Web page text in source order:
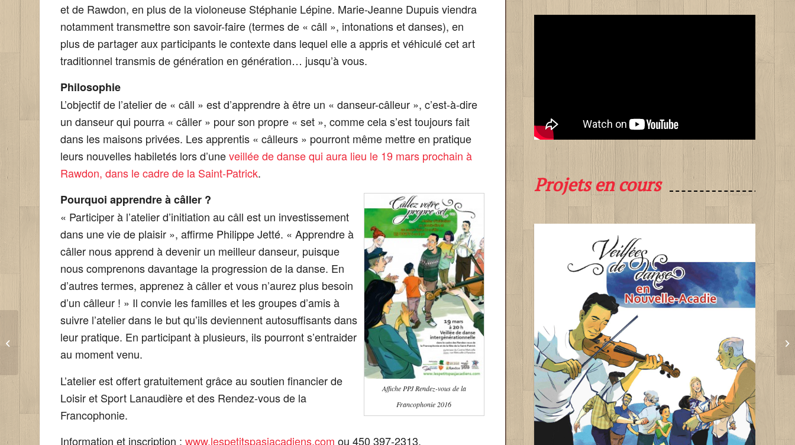
et de Rawdon, en plus de la violoneuse Stéphanie Lépine. Marie-Jeanne Dupuis viendra
notamment transmettre son savoir-faire (termes de « câll », intonations et danses), en
plus de partager aux participants le contexte dans lequel elle a appris et véhiculé cet art
traditionnel transmis de génération en génération… jusqu’à vous.
Philosophie
L’objectif de l’atelier de « câll » est d’apprendre à être un « danseur-câlleur », c’est-à-dire
un danseur qui pourra « câller » pour son propre « set », comme cela s’est toujours fait
dans les maisons privées. Les apprentis « câlleurs » pourront même mettre en pratique
leurs nouvelles habiletés lors d’uneveillée de danse qui aura lieu le 19 mars prochain à
Rawdon, dans le cadre de la Saint-Patrick.
Affiche PPJ Rendez-vous de la
Francophonie 2016
Pourquoi apprendre à câller ?
« Participer à l’atelier d’initiation au câll est un investissement
dans une vie de plaisir », affirme Philippe Jetté. « Apprendre à
câller nous apprend à devenir un meilleur danseur, puisque
nous comprenons davantage la progression de la danse. En
d’autres termes, apprenez à câller et vous n’aurez plus besoin
d’un câlleur ! » Il convie les familles et les groupes d’amis à
suivre l’atelier dans le but qu’ils deviennent autosuffisants dans
leur pratique. En participant à plusieurs, ils pourront s’entraider
au moment venu.
L’atelier est offert gratuitement grâce au soutien financier de
Loisir et Sport Lanaudière et des Rendez-vous de la
Francophonie.
Information et inscription : www.lespetitspasjacadiens.com ou 450 397-2313.
Projets en cours
Veillées de danse au centre-
FRANCOPHONIE 2016